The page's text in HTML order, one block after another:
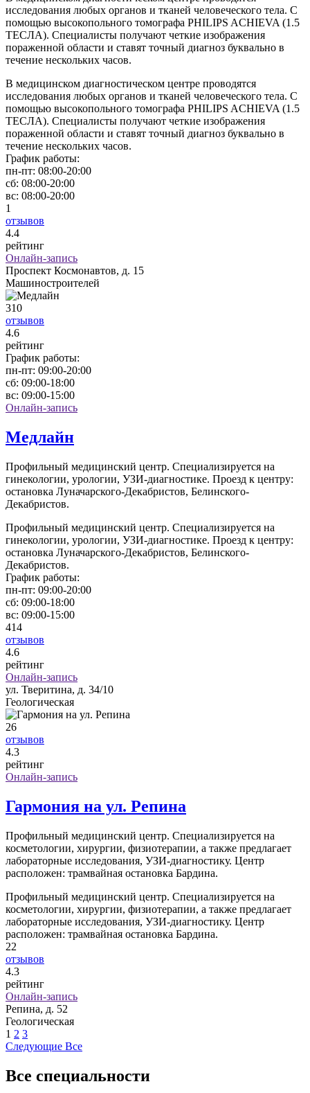
исследования любых органов и тканей человеческого тела. С
помощью высокопольного томографа PHILIPS ACHIEVA (1.5
ТЕСЛА). Специалисты получают четкие изображения
пораженной области и ставят точный диагноз буквально в
течение нескольких часов.
В медицинском диагностическом центре проводятся
исследования любых органов и тканей человеческого тела. С
помощью высокопольного томографа PHILIPS ACHIEVA (1.5
ТЕСЛА). Специалисты получают четкие изображения
пораженной области и ставят точный диагноз буквально в
течение нескольких часов.
График работы:
пн-пт: 08:00-20:00
сб: 08:00-20:00
вс: 08:00-20:00
1
отзывов
4.4
рейтинг
Онлайн-запись
Проспект Космонавтов, д. 15
Машиностроителей
310
отзывов
4.6
рейтинг
График работы:
пн-пт: 09:00-20:00
сб: 09:00-18:00
вс: 09:00-15:00
Онлайн-запись
Медлайн
Профильный медицинский центр. Специализируется на
гинекологии, урологии, УЗИ-диагностике. Проезд к центру:
остановка Луначарского-Декабристов, Белинского-
Декабристов.
Профильный медицинский центр. Специализируется на
гинекологии, урологии, УЗИ-диагностике. Проезд к центру:
остановка Луначарского-Декабристов, Белинского-
Декабристов.
График работы:
пн-пт: 09:00-20:00
сб: 09:00-18:00
вс: 09:00-15:00
414
отзывов
4.6
рейтинг
Онлайн-запись
ул. Тверитина, д. 34/10
Геологическая
26
отзывов
4.3
рейтинг
Онлайн-запись
Гармония на ул. Репина
Профильный медицинский центр. Специализируется на
косметологии, хирургии, физиотерапии, а также предлагает
лабораторные исследования, УЗИ-диагностику. Центр
расположен: трамвайная остановка Бардина.
Профильный медицинский центр. Специализируется на
косметологии, хирургии, физиотерапии, а также предлагает
лабораторные исследования, УЗИ-диагностику. Центр
расположен: трамвайная остановка Бардина.
22
отзывов
4.3
рейтинг
Онлайн-запись
Репина, д. 52
Геологическая
1 2 3
Следующие Все
Все специальности